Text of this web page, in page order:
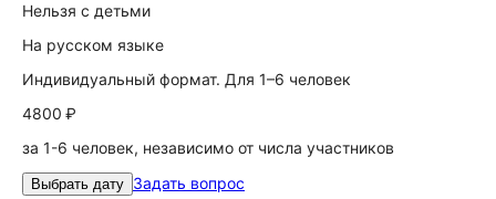
Нельзя с детьми
На русском языке
Индивидуальный формат. Для 1–6 человек
4800 ₽
за 1-6 человек, независимо от числа участников
Выбрать дату Задать вопрос